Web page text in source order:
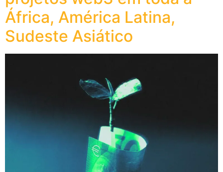
África, América Latina,
Sudeste Asiático